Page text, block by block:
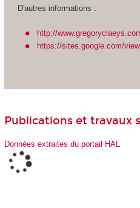
D'autres informations :
http://
https://sites.google.com/
Publications et travaux
Données extraites du portail HAL